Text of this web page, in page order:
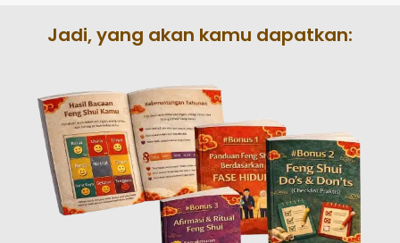
Jadi, yang akan kamu dapatkan: